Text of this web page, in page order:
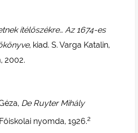
ítélőszékre… Az 1674-es
, kiad. S. Varga Katalin,
2002.
De Ruyter Mihály
nyomda, 1926.2